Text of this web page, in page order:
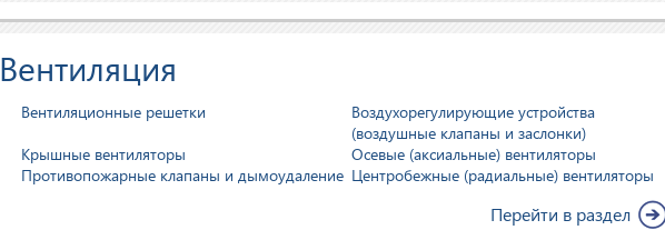
Вентиляция
Вентиляционные решетки
Воздухорегулирующие устройства
(воздушные клапаны и заслонки)
Крышные вентиляторы
Осевые (аксиальные) вентиляторы
Противопожарные клапаны и дымоудаление Центробежные (радиальные) вентиляторы
Перейти в раздел